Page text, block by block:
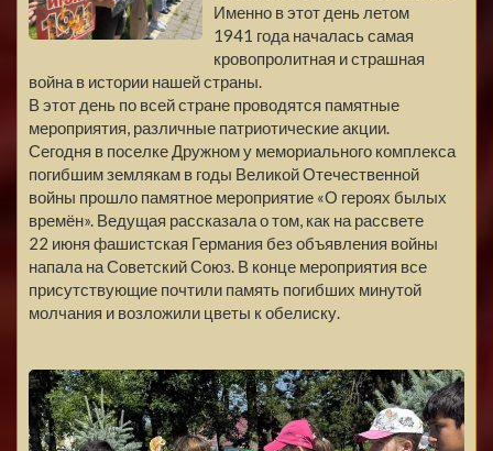
Именно в этот день летом
1941 года началась самая
кровопролитная и страшная
война в истории нашей страны.
В этот день по всей стране проводятся памятные
мероприятия, различные патриотические акции.
Сегодня в поселке Дружном у мемориального комплекса
погибшим землякам в годы Великой Отечественной
войны прошло памятное мероприятие «О героях былых
времён». Ведущая рассказала о том, как на рассвете
22 июня фашистская Германия без объявления войны
напала на Советский Союз. В конце мероприятия все
присутствующие почтили память погибших минутой
молчания и возложили цветы к обелиску.